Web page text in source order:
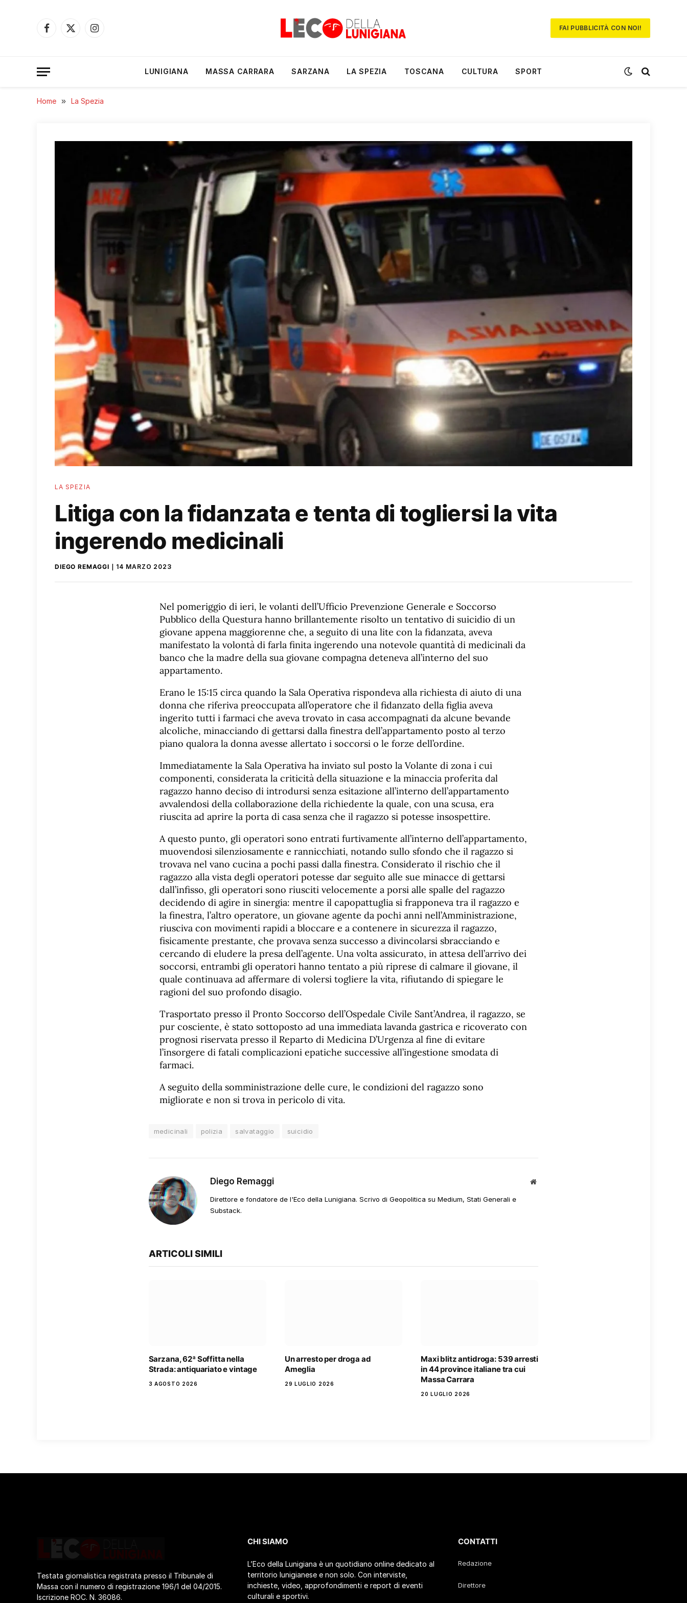
Facebook
X
Instagram
FAI PUBBLICITÀ CON NOI!
LUNIGIANA MASSA CARRARA SARZANA LA SPEZIA TOSCANA CULTURA SPORT
Home » La Spezia
LA SPEZIA
Litiga con la fidanzata e tenta di togliersi la vita
ingerendo medicinali
DIEGO REMAGGI 14 MARZO 2023
Nel pomeriggio di ieri, le volanti dell’Ufficio Prevenzione Generale e Soccorso
Pubblico della Questura hanno brillantemente risolto un tentativo di suicidio di un
giovane appena maggiorenne che, a seguito di una lite con la fidanzata, aveva
manifestato la volontà di farla finita ingerendo una notevole quantità di medicinali da
banco che la madre della sua giovane compagna deteneva all’interno del suo
appartamento.
Erano le 15:15 circa quando la Sala Operativa rispondeva alla richiesta di aiuto di una
donna che riferiva preoccupata all’operatore che il fidanzato della figlia aveva
ingerito tutti i farmaci che aveva trovato in casa accompagnati da alcune bevande
alcoliche, minacciando di gettarsi dalla finestra dell’appartamento posto al terzo
piano qualora la donna avesse allertato i soccorsi o le forze dell’ordine.
Immediatamente la Sala Operativa ha inviato sul posto la Volante di zona i cui
componenti, considerata la criticità della situazione e la minaccia proferita dal
ragazzo hanno deciso di introdursi senza esitazione all’interno dell’appartamento
avvalendosi della collaborazione della richiedente la quale, con una scusa, era
riuscita ad aprire la porta di casa senza che il ragazzo si potesse insospettire.
A questo punto, gli operatori sono entrati furtivamente all’interno dell’appartamento,
muovendosi silenziosamente e rannicchiati, notando sullo sfondo che il ragazzo si
trovava nel vano cucina a pochi passi dalla finestra. Considerato il rischio che il
ragazzo alla vista degli operatori potesse dar seguito alle sue minacce di gettarsi
dall’infisso, gli operatori sono riusciti velocemente a porsi alle spalle del ragazzo
decidendo di agire in sinergia: mentre il capopattuglia si frapponeva tra il ragazzo e
la finestra, l’altro operatore, un giovane agente da pochi anni nell’Amministrazione,
riusciva con movimenti rapidi a bloccare e a contenere in sicurezza il ragazzo,
fisicamente prestante, che provava senza successo a divincolarsi sbracciando e
cercando di eludere la presa dell’agente. Una volta assicurato, in attesa dell’arrivo dei
soccorsi, entrambi gli operatori hanno tentato a più riprese di calmare il giovane, il
quale continuava ad affermare di volersi togliere la vita, rifiutando di spiegare le
ragioni del suo profondo disagio.
Trasportato presso il Pronto Soccorso dell’Ospedale Civile Sant’Andrea, il ragazzo, se
pur cosciente, è stato sottoposto ad una immediata lavanda gastrica e ricoverato con
prognosi riservata presso il Reparto di Medicina D’Urgenza al fine di evitare
l’insorgere di fatali complicazioni epatiche successive all’ingestione smodata di
farmaci.
A seguito della somministrazione delle cure, le condizioni del ragazzo sono
migliorate e non si trova in pericolo di vita.
medicinali polizia salvataggio suicidio
Diego Remaggi
Sito
Direttore e fondatore de l'Eco della Lunigiana. Scrivo di Geopolitica su Medium, Stati Generali e
Substack.
ARTICOLI SIMILI
Sarzana, 62ª Soffitta nella
Strada: antiquariato e vintage
3 AGOSTO 2026
Un arresto per droga ad
Ameglia
29 LUGLIO 2026
Maxi blitz antidroga: 539 arresti
in 44 province italiane tra cui
Massa Carrara
20 LUGLIO 2026
Testata giornalistica registrata presso il Tribunale di
Massa con il numero di registrazione 196/1 del 04/2015.
Iscrizione ROC. N. 36086.
CHI SIAMO
L’Eco della Lunigiana è un quotidiano online dedicato al
territorio lunigianese e non solo. Con interviste,
inchieste, video, approfondimenti e report di eventi
culturali e sportivi.
CONTATTI
Redazione
Direttore